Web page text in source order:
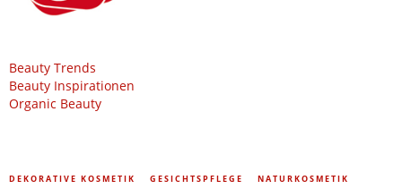
Beauty Trends
Beauty Inspirationen
Organic Beauty
DEKORATIVE KOSMETIK GESICHTSPFLEGE NATURKOSMETIK